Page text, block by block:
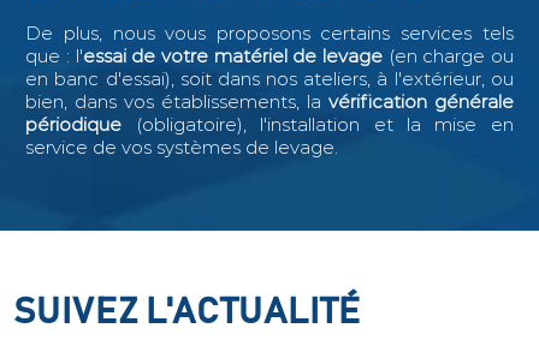
De plus, nous vous proposons certains services tels
que : l'essai de votre matériel de levage (en charge ou
en banc d'essai), soit dans nos ateliers, à l'extérieur, ou
bien, dans vos établissements, la vérification générale
périodique (obligatoire), l'installation et la mise en
service de vos systèmes de levage.
SUIVEZ L'ACTUALITÉ
SUIVEZ L'ACTUALITÉ
SUIVEZ L'ACTUALITÉ
SUIVEZ L'ACTUALITÉ